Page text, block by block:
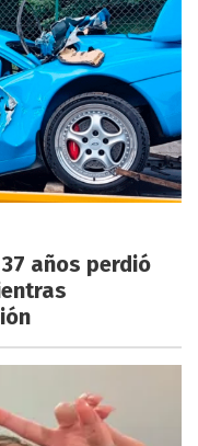
años perdió